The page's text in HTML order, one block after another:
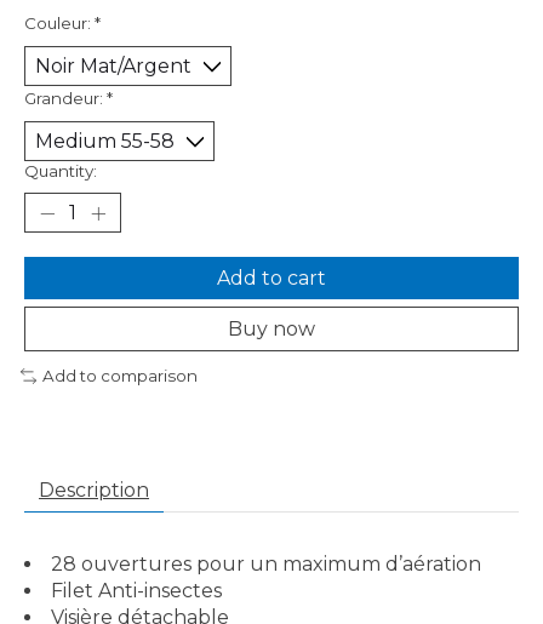
Couleur: *
Grandeur: *
Quantity:
Add to cart
Buy now
Add to comparison
Description
28 ouvertures pour un maximum d’aération
Filet Anti-insectes
Visière détachable